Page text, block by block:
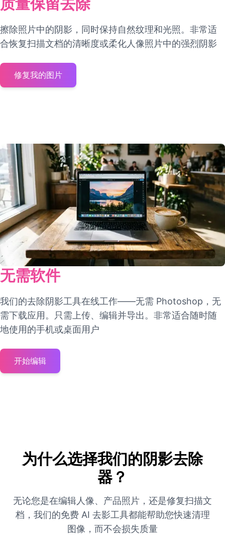
质量保留去除
擦除照片中的阴影，同时保持自然纹理和光照。非常适
合恢复扫描文档的清晰度或柔化人像照片中的强烈阴影
修复我的图片
无需软件
我们的去除阴影工具在线工作——无需 Photoshop，无
需下载应用。只需上传、编辑并导出。非常适合随时随
地使用的手机或桌面用户
开始编辑
为什么选择我们的阴影去除
器？
无论您是在编辑人像、产品照片，还是修复扫描文
档，我们的免费 AI 去影工具都能帮助您快速清理
图像，而不会损失质量